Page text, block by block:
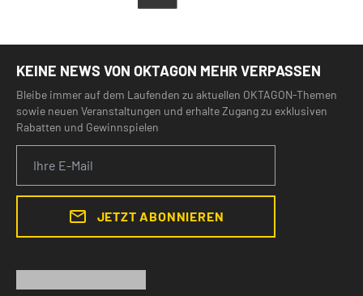
KEINE NEWS VON OKTAGON MEHR VERPASSEN
Bleibe immer auf dem Laufenden zu aktuellen OKTAGON-Themen
sowie neuen Veranstaltungen und erhalte Zugang zu exklusiven
Rabatten und Gewinnspielen
JETZT ABONNIEREN